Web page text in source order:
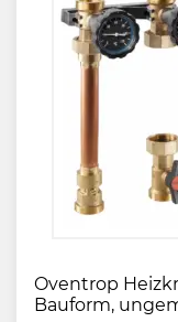
Oventrop
Bauform,